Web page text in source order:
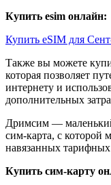
Купить esim онлайн:
Купить eSIM для
Также вы можете
которая позволяет
интернету и
дополнительных
Дримсим —
сим-карта, с которой
навязанных
Купить сим-карту